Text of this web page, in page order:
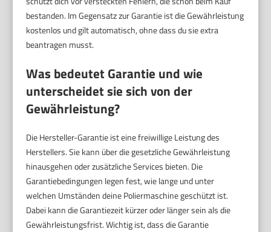
bestanden. Im Gegensatz zur Garantie ist die Gewährleistung
kostenlos und gilt automatisch, ohne dass du sie extra
beantragen musst.
Was bedeutet Garantie und wie
unterscheidet sie sich von der
Gewährleistung?
Die Hersteller-Garantie ist eine freiwillige Leistung des
Herstellers. Sie kann über die gesetzliche Gewährleistung
hinausgehen oder zusätzliche Services bieten. Die
Garantiebedingungen legen fest, wie lange und unter
welchen Umständen deine Poliermaschine geschützt ist.
Dabei kann die Garantiezeit kürzer oder länger sein als die
Gewährleistungsfrist. Wichtig ist, dass die Garantie